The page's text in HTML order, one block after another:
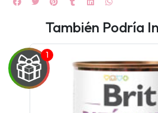
También Podría